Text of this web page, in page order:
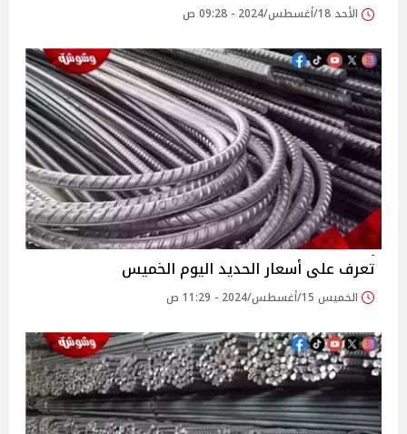
الأحد 18/أغسطس/2024 - 09:28 ص
تعرف على أسعار الحديد اليوم الخميس
الخميس 15/أغسطس/2024 - 11:29 ص